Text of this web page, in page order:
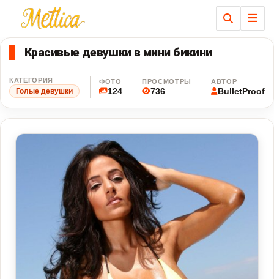
Красивые девушки в мини бикини
КАТЕГОРИЯ
Голые девушки
ФОТО
124
ПРОСМОТРЫ
736
АВТОР
BulletProof